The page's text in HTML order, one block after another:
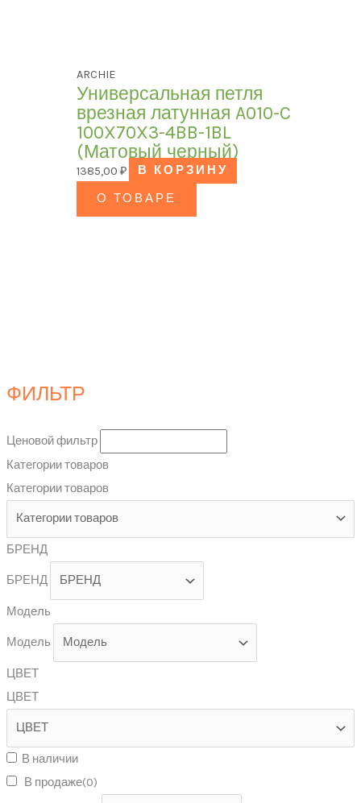
ФИЛЬТР
Ценовой фильтр
Категории товаров
Категории товаров
БРЕНД
БРЕНД
Модель
Модель
ЦВЕТ
ЦВЕТ
В наличии
В продаже(0)
ARCHIE
Универсальная петля
врезная латунная A010-C
100X70X3-4BB-1BL
(Матовый черный)
1385,00₽
В КОРЗИНУ
О ТОВАРЕ